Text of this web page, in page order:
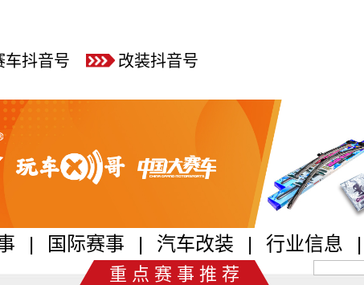
车抖音号 改装抖音号
| 国际赛事 | 汽车改装 | 行业信息 |
重 点 赛 事 推 荐